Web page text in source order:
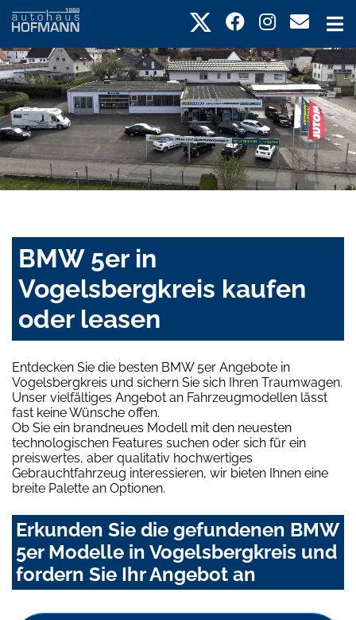
BMW 5er in
Vogelsbergkreis kaufen
oder leasen
Entdecken Sie die besten BMW 5er Angebote in
Vogelsbergkreis und sichern Sie sich Ihren Traumwagen.
Unser vielfältiges Angebot an Fahrzeugmodellen lässt
fast keine Wünsche offen.
Ob Sie ein brandneues Modell mit den neuesten
technologischen Features suchen oder sich für ein
preiswertes, aber qualitativ hochwertiges
Gebrauchtfahrzeug interessieren, wir bieten Ihnen eine
breite Palette an Optionen.
Erkunden Sie die gefundenen BMW
5er Modelle in Vogelsbergkreis und
fordern Sie Ihr Angebot an